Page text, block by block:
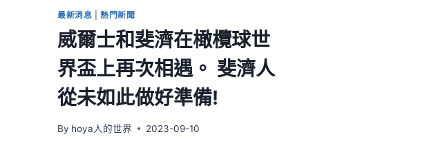
最新消息 |熱門新聞
威爾士和斐濟在橄欖球世
界盃上再次相遇。 斐濟人
從未如此做好準備!
By hoya人的世界 2023-09-10